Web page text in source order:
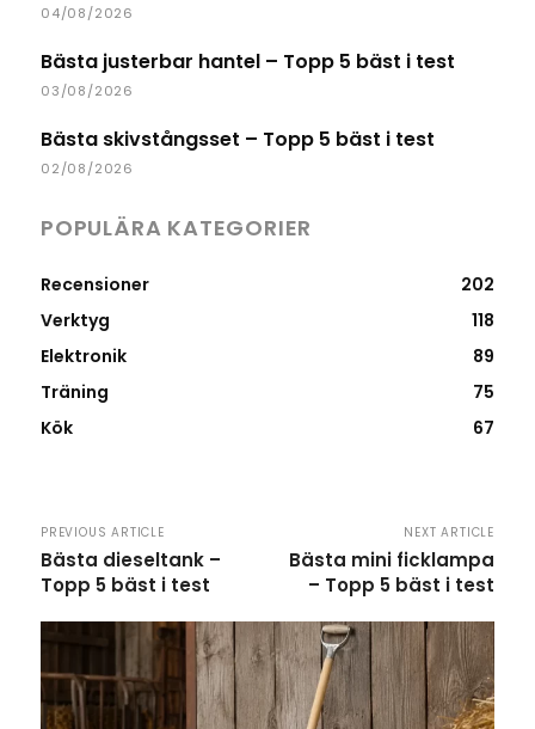
04/08/2026
Bästa justerbar hantel – Topp 5 bäst i test
03/08/2026
Bästa skivstångsset – Topp 5 bäst i test
02/08/2026
POPULÄRA KATEGORIER
Recensioner
202
Verktyg
118
Elektronik
89
Träning
75
Kök
67
PREVIOUS ARTICLE
Bästa dieseltank –
Topp 5 bäst i test
NEXT ARTICLE
Bästa mini ficklampa
– Topp 5 bäst i test